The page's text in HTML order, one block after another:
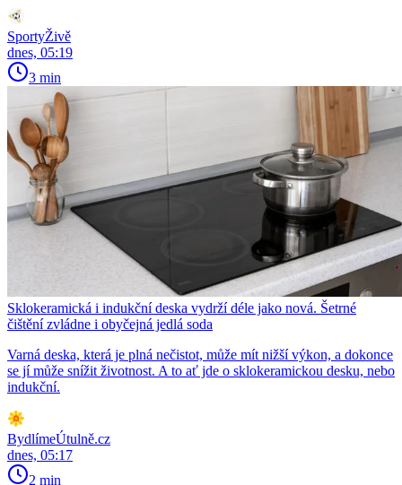
SportyŽivě
dnes, 05:19
3 min
Sklokeramická i indukční deska vydrží déle jako nová. Šetrné
čištění zvládne i obyčejná jedlá soda
Varná deska, která je plná nečistot, může mít nižší výkon, a dokonce
se jí může snížit životnost. A to ať jde o sklokeramickou desku, nebo
indukční.
BydlímeÚtulně.cz
dnes, 05:17
2 min